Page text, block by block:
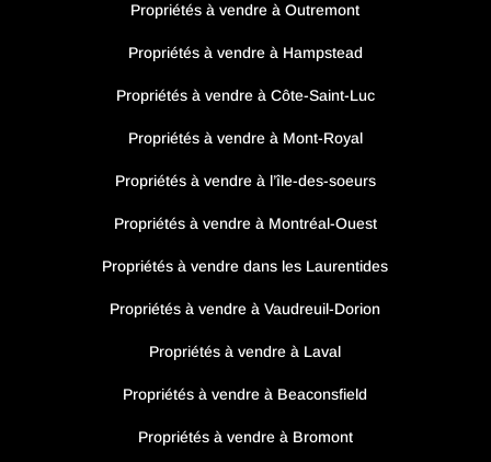
Propriétés à vendre à Outremont
Propriétés à vendre à Hampstead
Propriétés à vendre à Côte-Saint-Luc
Propriétés à vendre à Mont-Royal
Propriétés à vendre à l’île-des-soeurs
Propriétés à vendre à Montréal-Ouest
Propriétés à vendre dans les Laurentides
Propriétés à vendre à Vaudreuil-Dorion
Propriétés à vendre à Laval
Propriétés à vendre à Beaconsfield
Propriétés à vendre à Bromont